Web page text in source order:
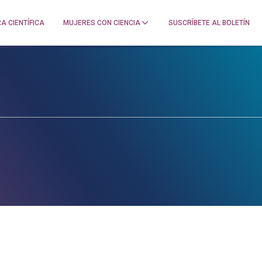
CIENTÍFICA MUJERES CON CIENCIA SUSCRÍBETE AL BOLETÍN